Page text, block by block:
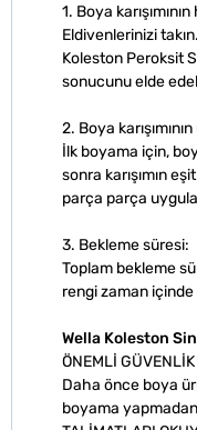
1. Boya
Eldivenlerinizi
Koleston Peroksit
sonucunu elde
2. Boya
İlk boyama için,
sonra karışımın
parça parça
3. Bekleme süresi:
Toplam bekleme
rengi zaman içinde
Wella Koleston
ÖNEMLİ
Daha önce boya
boyama yapmadan